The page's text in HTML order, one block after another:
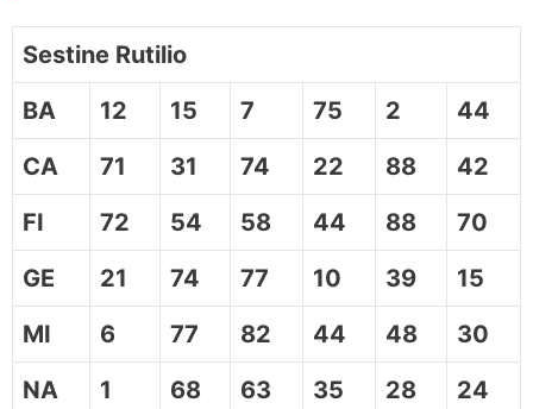
Sestine Rutilio
BA
12 15 7 75 2
44
CA
71 31 74 22 88
42
FI
72 54 58 44 88
70
GE
21 74 77 10 39
15
MI
6 77 82 44 48
30
NA
1 68 63 35 28
24